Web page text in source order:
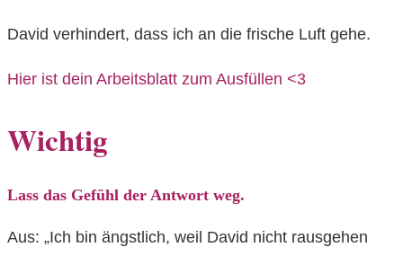
David verhindert, dass ich an die frische Luft gehe.
Hier ist dein Arbeitsblatt zum Ausfüllen <3
Wichtig
Lass das Gefühl der Antwort weg.
Aus: „Ich bin ängstlich, weil David nicht rausgehen